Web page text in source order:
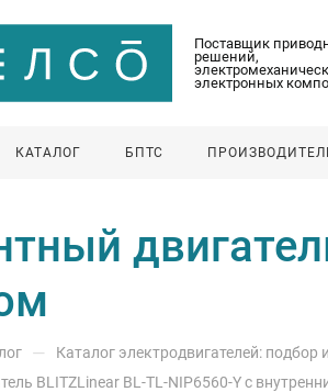
Поставщик
решений,
электронных
КАТАЛОГ БПТС
— Каталог электродвигателей:
BLITZLinear BL-TL-NIP6560-Y с